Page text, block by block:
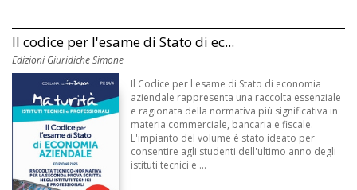
Il codice per l'esame di Stato di ec...
Edizioni Giuridiche Simone
Il Codice per l'esame di Stato di economia
aziendale rappresenta una raccolta essenziale
e ragionata della normativa più significativa in
materia commerciale, bancaria e fiscale.
L'impianto del volume è stato ideato per
consentire agli studenti dell'ultimo anno degli
istituti tecnici e ...